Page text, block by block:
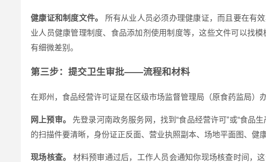
健康证和制度文件。
所有从业人员必须办理健康证，而且要在有
业人员健康管理制度、食品添加剂使用制度等，这些文件可以找
有细微差别。
第三步：提交卫生审批——流程和材料
在郑州，食品经营许可证是在区级市场监督管理局（原食药监局）
网上预审。
先登录河南政务服务网，找到“食品经营许可”或“食品
的扫描件要清晰，身份证正反面、营业执照副本、场地平面图、健
现场核查。
材料预审通过后，工作人员会通知你现场核查时间